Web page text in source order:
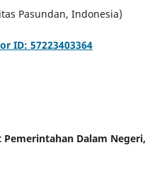
Pasundan, Indonesia)
ID: 57223403364
Dalam Negeri,